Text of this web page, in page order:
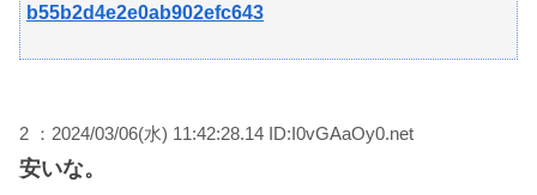
b55b2d4e2e0ab902efc643
2 ：2024/03/06(水) 11:42:28.14 ID:I0vGAaOy0.net
安いな。